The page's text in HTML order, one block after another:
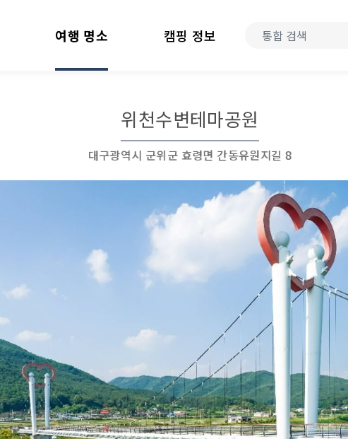
여행 명소 캠핑 정보
위천수변테마공원
대구광역시 군위군 효령면 간동유원지길 8